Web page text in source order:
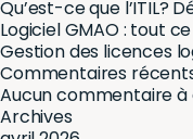
Qu’est-ce que l’ITIL?
Logiciel GMAO : tout
Gestion des licences
Commentaires
Aucun commentaire à
Archives